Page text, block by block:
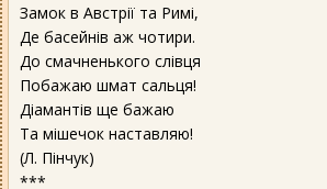
Замок в Австрії та Римі,
Де басейнів аж чотири.
До смачненького слівця
Побажаю шмат сальця!
Діамантів ще бажаю
Та мішечок наставляю!
(Л. Пінчук)
***